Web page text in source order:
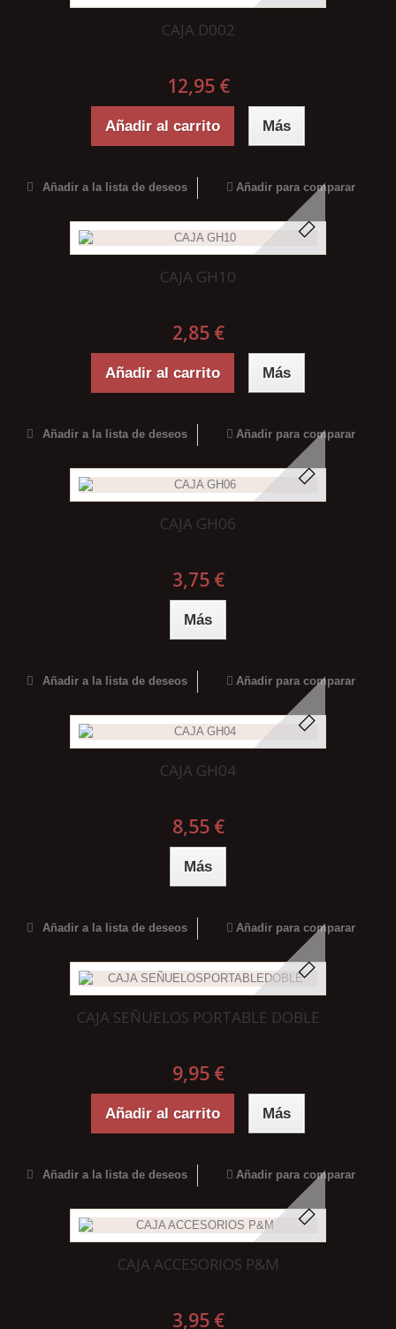
CAJA D002
12,95 €
Añadir al carrito Más
Añadir a la lista de deseos Añadir para comparar
CAJA GH10
2,85 €
Añadir al carrito Más
Añadir a la lista de deseos Añadir para comparar
CAJA GH06
3,75 €
Más
Añadir a la lista de deseos Añadir para comparar
CAJA GH04
8,55 €
Más
Añadir a la lista de deseos Añadir para comparar
CAJA SEÑUELOS PORTABLE DOBLE
9,95 €
Añadir al carrito Más
Añadir a la lista de deseos Añadir para comparar
CAJA ACCESORIOS P&M
3,95 €